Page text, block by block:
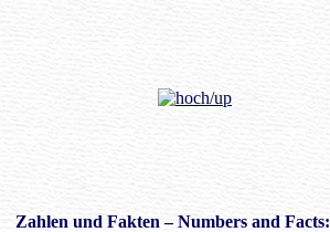
Zahlenund Fakten – Numbers and Facts: